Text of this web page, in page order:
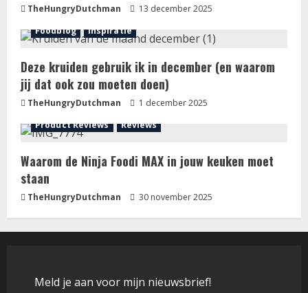
TheHungryDutchman
13 december 2025
Foodblog
Inspiratie
Deze kruiden gebruik ik in december (en waarom
jij dat ook zou moeten doen)
TheHungryDutchman
1 december 2025
Product Reviews
Reviews
Waarom de Ninja Foodi MAX in jouw keuken moet
staan
TheHungryDutchman 30 november 2025
Meld je aan voor mijn nieuwsbrief!